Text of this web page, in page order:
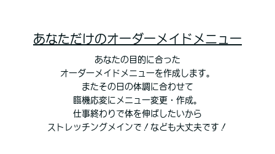
あなただけのオーダーメイドメニュー
あなたの目的に合った
オーダーメイドメニューを作成します。
またその日の体調に合わせて
臨機応変にメニュー変更・作成。
仕事終わりで体を伸ばしたいから
ストレッチングメインで！なども大丈夫です！